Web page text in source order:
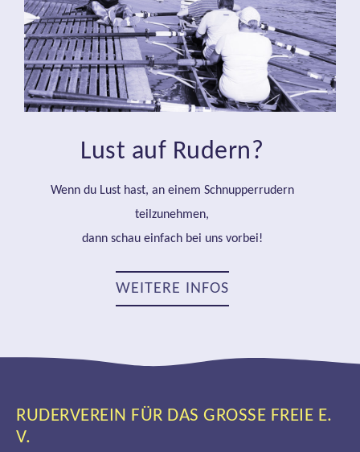
Lust auf Rudern?
Wenn du Lust hast, an einem Schnupperrudern
teilzunehmen,
dann schau einfach bei uns vorbei!
WEITERE INFOS
RUDERVEREIN FÜR DAS GROSSE FREIE E. V
.